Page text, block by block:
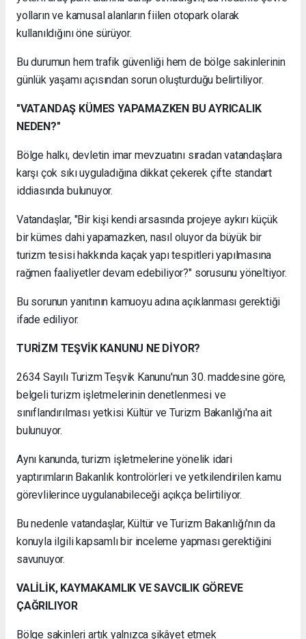
yolların ve kamusal alanların fiilen otopark olarak
kullanıldığını öne sürüyor.
Bu durumun hem trafik güvenliği hem de bölge sakinlerinin
günlük yaşamı açısından sorun oluşturduğu belirtiliyor.
"VATANDAŞ KÜMES YAPAMAZKEN BU AYRICALIK
NEDEN?"
Bölge halkı, devletin imar mevzuatını sıradan vatandaşlara
karşı çok sıkı uyguladığına dikkat çekerek çifte standart
iddiasında bulunuyor.
Vatandaşlar, "Bir kişi kendi arsasında projeye aykırı küçük
bir kümes dahi yapamazken, nasıl oluyor da büyük bir
turizm tesisi hakkında kaçak yapı tespitleri yapılmasına
rağmen faaliyetler devam edebiliyor?" sorusunu yöneltiyor.
Bu sorunun yanıtının kamuoyu adına açıklanması gerektiği
ifade ediliyor.
TURİZM TEŞVİK KANUNU NE DİYOR?
2634 Sayılı Turizm Teşvik Kanunu'nun 30. maddesine göre,
belgeli turizm işletmelerinin denetlenmesi ve
sınıflandırılması yetkisi Kültür ve Turizm Bakanlığı'na ait
bulunuyor.
Aynı kanunda, turizm işletmelerine yönelik idari
yaptırımların Bakanlık kontrolörleri ve yetkilendirilen kamu
görevlilerince uygulanabileceği açıkça belirtiliyor.
Bu nedenle vatandaşlar, Kültür ve Turizm Bakanlığı'nın da
konuyla ilgili kapsamlı bir inceleme yapması gerektiğini
savunuyor.
VALİLİK, KAYMAKAMLIK VE SAVCILIK GÖREVE
ÇAĞRILIYOR
Bölge sakinleri artık yalnızca şikâyet etmek